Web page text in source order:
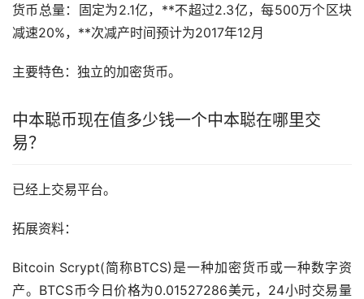
货币总量：固定为2.1亿，**不超过2.3亿，每500万个区块
减速20%，**次减产时间预计为2017年12月
主要特色：独立的加密货币。
中本聪币现在值多少钱一个中本聪在哪里交
易？
已经上交易平台。
拓展资料：
Bitcoin Scrypt(简称BTCS)是一种加密货币或一种数字资
产。BTCS币今日价格为0.01527286美元，24小时交易量